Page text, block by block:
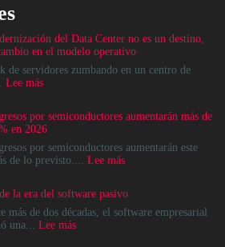
del Data Center no es un destino,
en el modelo operativo
de servidores zumbando en un centro de
Lee más:
del
Data
Center
no
destino,
es
un
por semiconductores aumentarán más de
en 2026
por semiconductores aumentarán este
de lo previsto.... Lee más:
por
semiconductores
la era del software pasivo
más de dos décadas, el software empresarial
una... Lee más: